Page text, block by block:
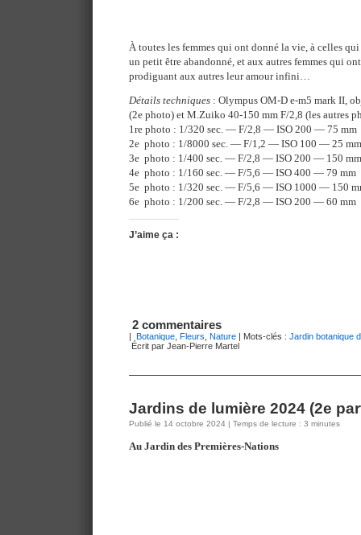
À toutes les femmes qui ont donné la vie, à celles
un petit être abandonné, et aux autres femmes qui
prodiguant aux autres leur amour infini…
Détails techniques : Olympus OM-D e-m5 mark II,
(2e photo) et M.Zuiko 40-150 mm F/2,8 (les autres
1re photo : 1/320 sec. — F/2,8 — ISO 200 — 75 mm
2e photo : 1/8000 sec. — F/1,2 — ISO 100 — 25 mm
3e photo : 1/400 sec. — F/2,8 — ISO 200 — 150 mm
4e photo : 1/160 sec. — F/5,6 — ISO 400 — 79 mm
5e photo : 1/320 sec. — F/5,6 — ISO 1000 — 150
6e photo : 1/200 sec. — F/2,8 — ISO 200 — 60 mm
J’aime ça :
2 commentaires
| Botanique Fleurs Nature | Mots-clés : Jardin botanique
Écrit par Jean-Pierre Martel
Jardins de lumière 2024 (2e
Publié le 14 octobre 2024 | Temps de lecture : 3 minutes
Au Jardin des Premières-Nations